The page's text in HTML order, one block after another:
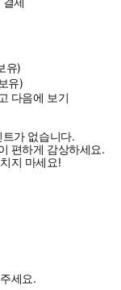
유)
유)
다음에 보기
가 없습니다.
편하게 감상하세요.
지 마세요!
세요.